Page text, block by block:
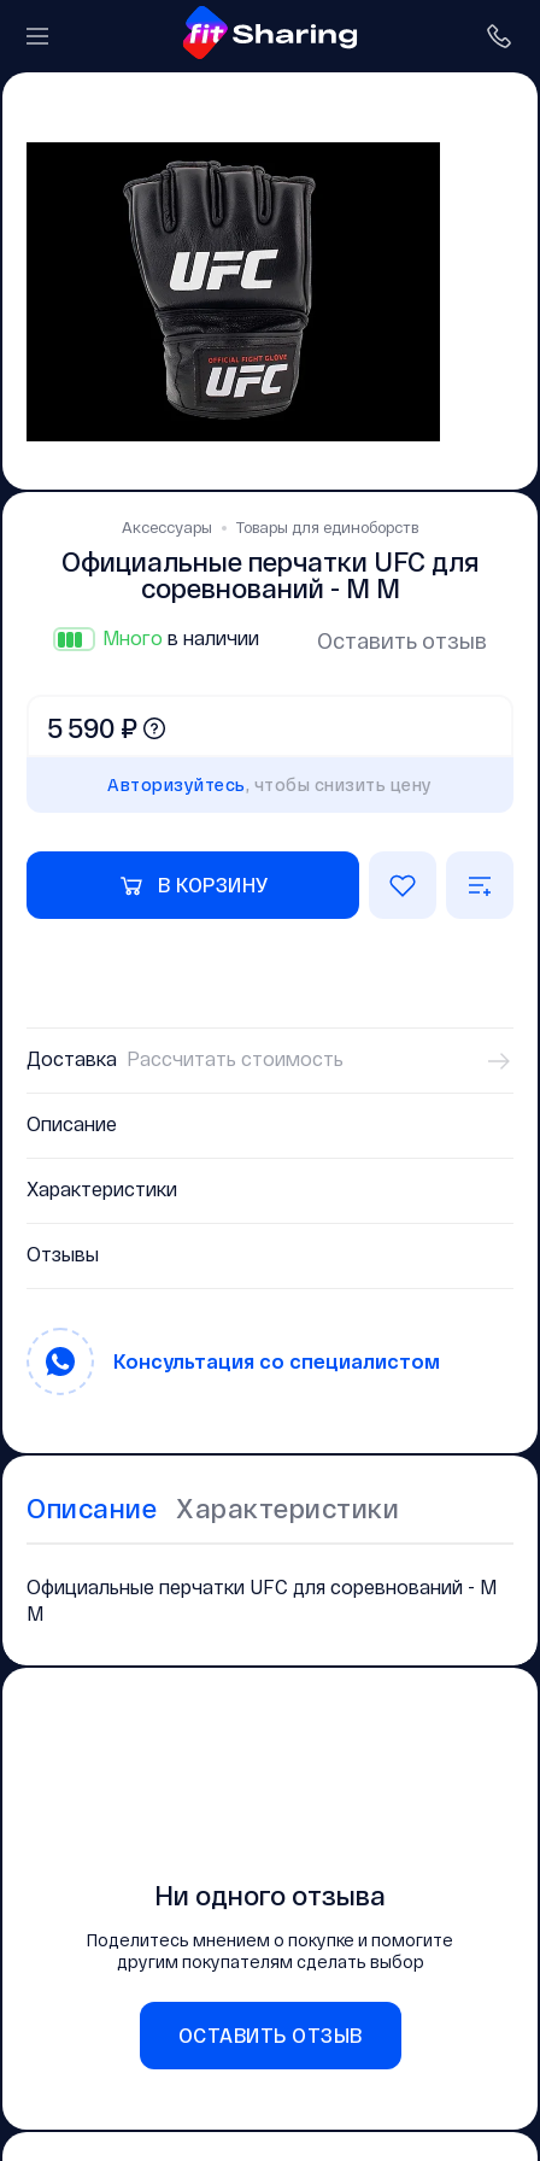
Описание Характеристики
Официальные перчатки UFC для соревнований - M
M
Аксессуары Товары для единоборств
Официальные перчатки UFC для
соревнований - M M
Много в наличии Оставить отзыв
5 590 ₽
Авторизуйтесь, чтобы снизить цену
В КОРЗИНУ
Доставка Рассчитать стоимость
Описание
Характеристики
Отзывы
Консультация со специалистом
Ни одного отзыва
Поделитесь мнением о покупке и помогите
другим покупателям сделать выбор
ОСТАВИТЬ ОТЗЫВ